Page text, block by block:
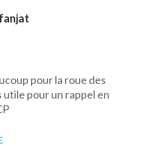
pour la roue des
utile pour un rappel en